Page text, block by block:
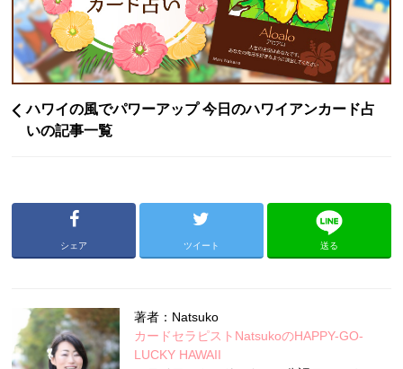
ハワイの風でパワーアップ 今日のハワイアンカード占
いの記事一覧
シェア ツイート 送る
著者：Natsuko
カードセラピストNatsukoのHAPPY-GO-
LUCKY HAWAII